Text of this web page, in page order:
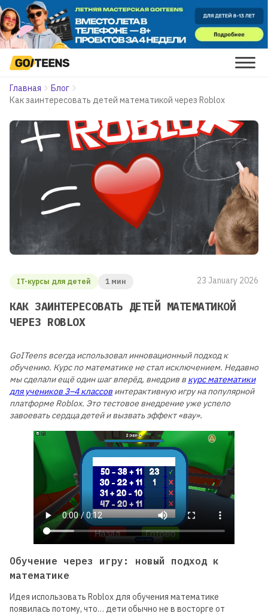
Главная
Блог
Как заинтересовать детей математикой через Roblox
IT-курсы для детей 1 мин 23 January 2026
КАК ЗАИНТЕРЕСОВАТЬ ДЕТЕЙ МАТЕМАТИКОЙ
ЧЕРЕЗ ROBLOX
GoITeens всегда использовал инновационный подход к
обучению. Курс по математике не стал исключением. Недавно
мы сделали ещё один шаг вперёд, внедрив в курс математики
для учеников 3–4 классов интерактивную игру на популярной
платформе Roblox. Это тестовое внедрение уже успело
завоевать сердца детей и вызвать эффект «вау».
Обучение через игру: новый подход к
математике
Идея использовать Roblox для обучения математике
появилась потому, что… дети обычно не в восторге от